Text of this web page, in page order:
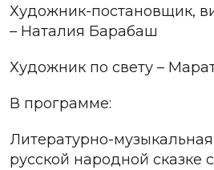
Художник-постановщик,
– Наталия Барабаш
Художник по свету –
В программе:
Литературно-
русской народной сказке